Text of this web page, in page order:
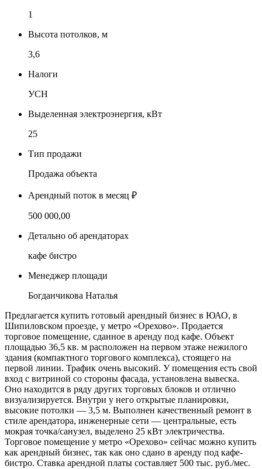
1
Высота потолков, м
3,6
Налоги
УСН
Выделенная электроэнергия, кВт
25
Тип продажи
Продажа объекта
Арендный поток в месяц ₽
500 000,00
Детально об арендаторах
кафе бистро
Менеджер площади
Богданчикова Наталья
Предлагается купить готовый арендный бизнес в ЮАО, в
Шипиловском проезде, у метро «Орехово». Продается
торговое помещение, сданное в аренду под кафе. Объект
площадью 36,5 кв. м расположен на первом этаже нежилого
здания (компактного торгового комплекса), стоящего на
первой линии. Трафик очень высокий. У помещения есть свой
вход с витриной со стороны фасада, установлена вывеска.
Оно находится в ряду других торговых блоков и отлично
визуализируется. Внутри у него открытые планировки,
высокие потолки — 3,5 м. Выполнен качественный ремонт в
стиле арендатора, инженерные сети — центральные, есть
мокрая точка/санузел, выделено 25 кВт электричества.
Торговое помещение у метро «Орехово» сейчас можно купить
как арендный бизнес, так как оно сдано в аренду под кафе-
бистро. Ставка арендной платы составляет 500 тыс. руб./мес.